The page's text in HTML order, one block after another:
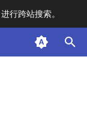
进行跨站搜索。